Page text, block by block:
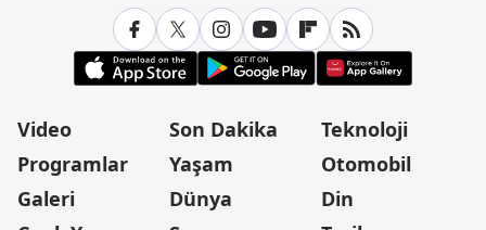
Video
Programlar
Galeri
Son Dakika
Yaşam
Dünya
Teknoloji
Otomobil
Din